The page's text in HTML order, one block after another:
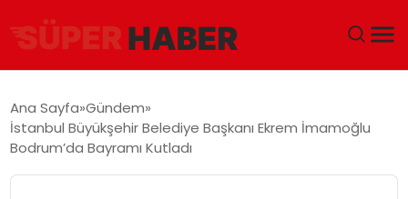
GÜNDEM
Ana Sayfa Gündem
İstanbul Büyükşehir Belediye Başkanı Ekrem İmamoğlu
Bodrum’da Bayramı Kutladı